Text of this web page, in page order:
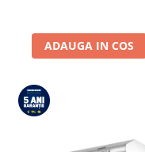
ADAUGA IN COS